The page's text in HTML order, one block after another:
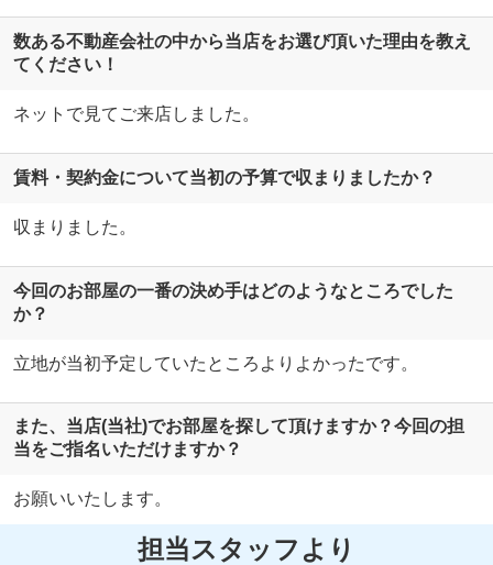
数ある不動産会社の中から当店をお選び頂いた理由を教え
てください！
ネットで見てご来店しました。
賃料・契約金について当初の予算で収まりましたか？
収まりました。
今回のお部屋の一番の決め手はどのようなところでした
か？
立地が当初予定していたところよりよかったです。
また、当店(当社)でお部屋を探して頂けますか？今回の担
当をご指名いただけますか？
お願いいたします。
担当スタッフより